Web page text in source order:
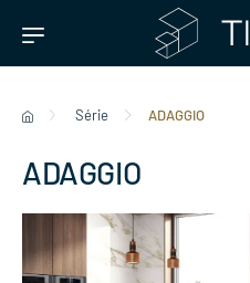
Série ADAGGIO
ADAGGIO